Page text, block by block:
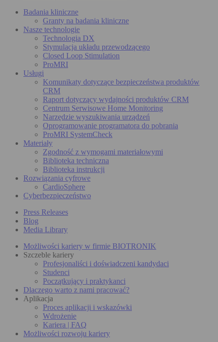
Badania kliniczne
Granty na badania kliniczne
Nasze technologie
Technologia DX
Stymulacja układu przewodzącego
Closed Loop Stimulation
ProMRI
Usługi
Komunikaty dotyczące bezpieczeństwa produktów
CRM
Raport dotyczący wydajności produktów CRM
Centrum Serwisowe Home Monitoring
Narzędzie wyszukiwania urządzeń
Oprogramowanie programatora do pobrania
ProMRI SystemCheck
Materiały
Zgodność z wymogami materiałowymi
Biblioteka techniczna
Biblioteka instrukcji
Rozwiązania cyfrowe
CardioSphere
Cyberbezpieczeństwo
Press Releases
Blog
Media Library
Możliwości kariery w firmie BIOTRONIK
Szczeble kariery
Profesjonaliści i doświadczeni kandydaci
Studenci
Początkujący i praktykanci
Dlaczego warto z nami pracować?
Aplikacja
Proces aplikacji i wskazówki
Wdrożenie
Kariera | FAQ
Możliwości rozwoju kariery